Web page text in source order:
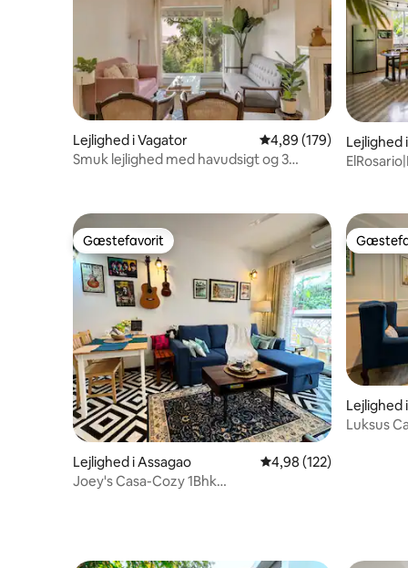
Lejlighed i Vagator 4,89 ud af 5 i
4,89 (179)
Smuk lejlighed med havudsigt og 3
Lejlighed
Gæstefavorit
Gæstefavorit
Lejlighed i Assagao 4,98 ud af 5 i
4,98 (122)
Joey's Casa-Cozy 1Bhk
Lejlighed
Luksus